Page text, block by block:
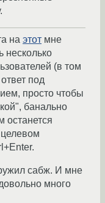
на этот мне
несколько
(в том
под
просто чтобы
банально
останется
целевом
сабж. И мне
много